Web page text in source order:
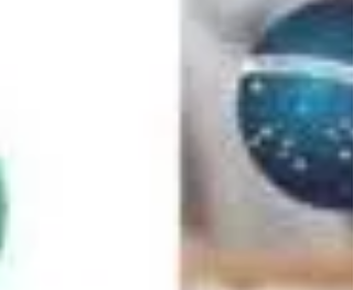
Notícia publicada em 10/09/2020.Fonte: Tribunal
de Contas do Estado do Paraná Consórcios públicos
podem realizar licitação compartilhada...